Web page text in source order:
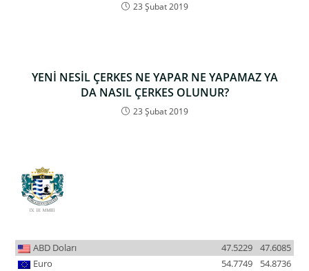
23 Şubat 2019
YENİ NESİL ÇERKES NE YAPAR NE YAPAMAZ YA
DA NASIL ÇERKES OLUNUR?
23 Şubat 2019
ABD Doları 47.6085
47.5229
Euro
54.8736
54.7749